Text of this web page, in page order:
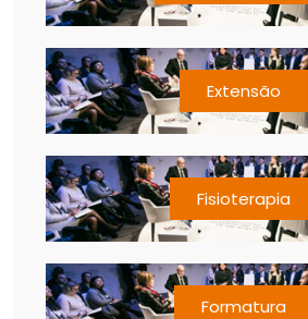
Extensão
Fisioterapia
Formatura